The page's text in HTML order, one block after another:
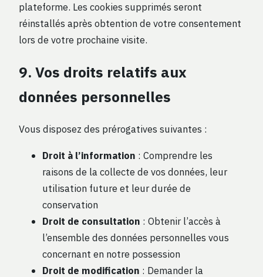
plateforme. Les cookies supprimés seront
réinstallés après obtention de votre consentement
lors de votre prochaine visite.
9. Vos droits relatifs aux
données personnelles
Vous disposez des prérogatives suivantes :
Droit à l’information : Comprendre les
raisons de la collecte de vos données, leur
utilisation future et leur durée de
conservation
Droit de consultation : Obtenir l’accès à
l’ensemble des données personnelles vous
concernant en notre possession
Droit de modification : Demander la